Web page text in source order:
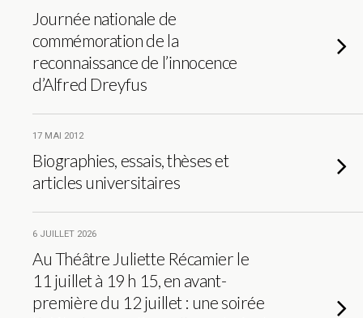
Journée nationale de
commémoration de la
reconnaissance de l’innocence
d’Alfred Dreyfus
17 MAI 2012
Biographies, essais, thèses et
articles universitaires
6 JUILLET 2026
Au Théâtre Juliette Récamier le
11 juillet à 19 h 15, en avant-
première du 12 juillet : une soirée